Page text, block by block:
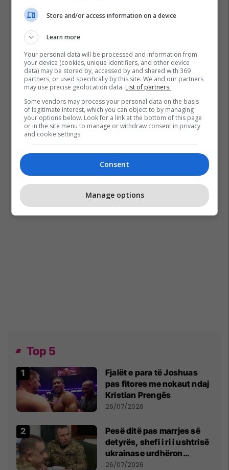
Top 5
Fjalët e para të Joshuas
pas fitores me nokaut ndaj
Kristian Prengës
26/07/2026
Pesë ditë pas marrjes së
detyrës, shefi i ri i ushtrisë
ukrainase urdhëron
kontroll të madh
26/07/2026
Store and/or access information on a device
Learn more
Your personal data will be processed and information from
your device (cookies, unique identifiers, and other device
data) may be stored by, accessed by and shared with 369
partners, or used specifically by this site. We and our partners
may use precise geolocation data. List of partners.
Some vendors may process your personal data on the basis
of legitimate interest, which you can object to by managing
your options below. Look for a link at the bottom of this page
or in the site menu to manage or withdraw consent in privacy
and cookie settings.
Consent
Manage options